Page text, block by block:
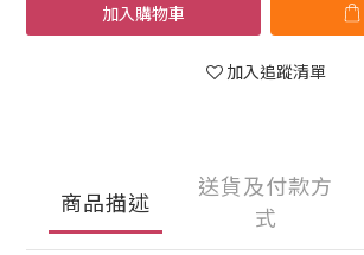
加入購物車
加入追蹤清單
商品描述
送貨及付款方
式